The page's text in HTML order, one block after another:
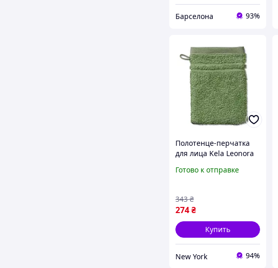
Барселона 93%
Полотенце-перчатка
для лица Kela Leonora
зеленый мох newyork
Готово к отправке
274₴
343 ₴
Купить
New York 94%